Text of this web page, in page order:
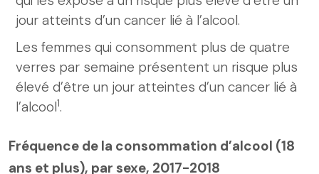
jour atteints d’un cancer lié à l’alcool.
Les femmes qui consomment plus de quatre
verres par semaine présentent un risque plus
élevé d’être un jour atteintes d’un cancer lié à
l’alcool1.
Fréquence de la consommation d’alcool (18
ans et plus), par sexe, 2017-2018